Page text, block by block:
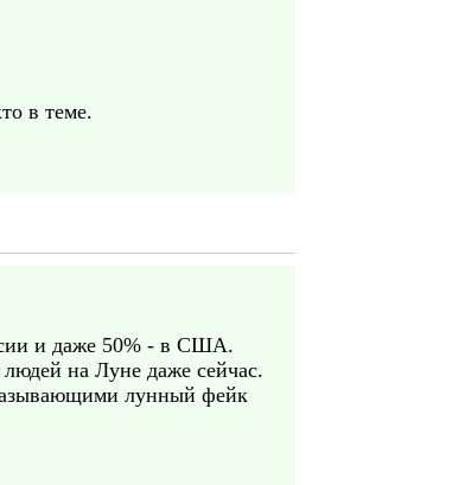
в теме.
и даже 50% - в США.
на Луне даже сейчас.
лунный фейк